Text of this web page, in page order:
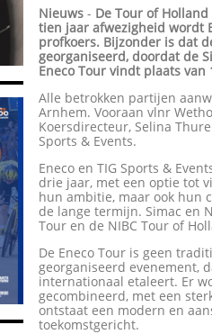
Nieuws - De Tour of
tien jaar afwezigheid wordt
profkoers. Bijzonder is dat
georganiseerd, doordat de
Eneco Tour vindt plaats
Alle betrokken partijen
Arnhem. Vooraan vlnr
Koersdirecteur, Selina
Sports & Events.
Eneco en TIG Sports &
drie jaar, met een optie tot
hun ambitie, maar ook hun
de lange termijn. Simac en
Tour en de NIBC Tour of
De Eneco Tour is geen
georganiseerd evenement,
internationaal etaleert. Er
gecombineerd, met een
ontstaat een modern en
toekomstgericht.